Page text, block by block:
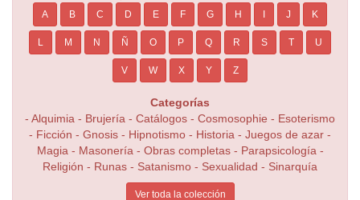
A
B C D E F G H J K
L M N Ñ O P Q R S T U
V W X Y Z
Categorías
- Alquimia - Brujería - Catálogos - Cosmosophie - Esoterismo
- Ficción - Gnosis - Hipnotismo - Historia - Juegos de azar -
Magia - Masonería - Obras completas- Parapsicología -
Religión - Runas - Satanismo - Sexualidad - Sinarquía
Ver toda la colección